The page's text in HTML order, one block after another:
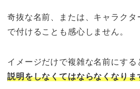
奇抜な名前、または、キャラクタ
で付けることも感心しません。
イメージだけで複雑な名前にする
説明をしなくてはならなくなりま